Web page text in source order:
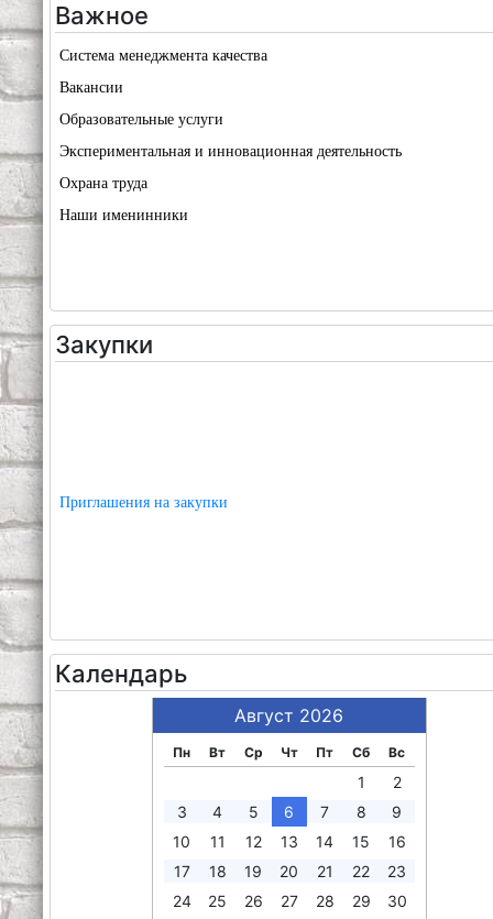
Важное
Система менеджмента качества
Вакансии
Образовательные услуги
Экспериментальная и инновационная деятельность
Охрана труда
Наши именинники
Закупки
Приглашения на закупки
Календарь
Август 2026
Пн Вт Ср Чт Пт Сб Вс
1
2
3
4 5 6 7 8
9
10
11 12 13 14 15
16
17
18 19 20 21 22
23
24
25 26 27 28 29
30